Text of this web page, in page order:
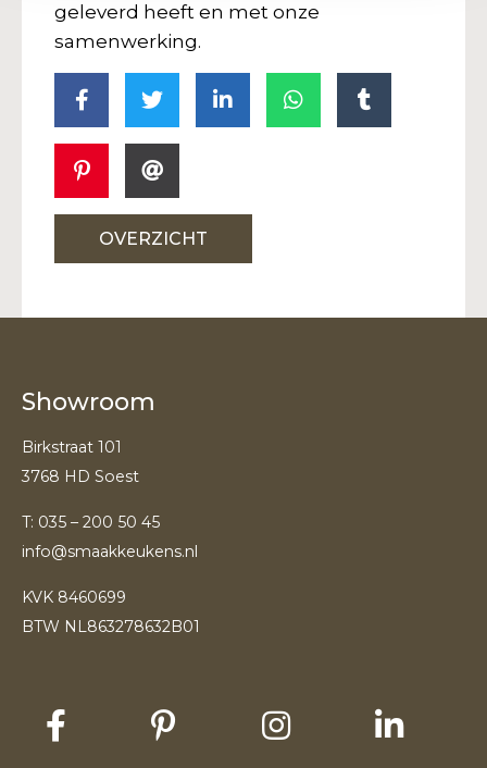
geleverd heeft en met onze
samenwerking.
OVERZICHT
Showroom
Birkstraat 101
3768 HD Soest
T: 035 – 200 50 45
info@smaakkeukens.nl
KVK 8460699
BTW NL863278632B01